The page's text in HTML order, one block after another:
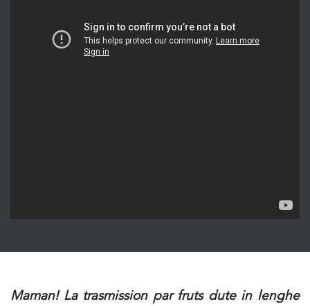
Maman! La trasmission par fruts dute in lenghe